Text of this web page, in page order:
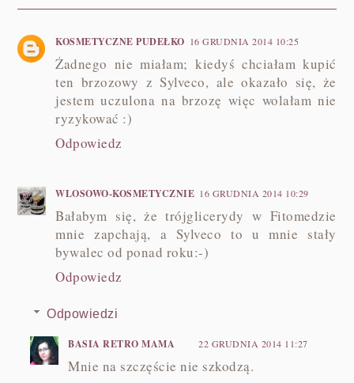
KOSMETYCZNE PUDEŁKO 16 GRUDNIA 2014 10:25
Żadnego nie miałam; kiedyś chciałam kupić
ten brzozowy z Sylveco, ale okazało się, że
jestem uczulona na brzozę więc wolałam nie
ryzykować :)
Odpowiedz
WLOSOWO-KOSMETYCZNIE 16 GRUDNIA 2014 10:29
Bałabym się, że trójglicerydy w Fitomedzie
mnie zapchają, a Sylveco to u mnie stały
bywalec od ponad roku:-)
Odpowiedz
Odpowiedzi
BASIA RETRO MAMA 22 GRUDNIA 2014 11:27
Mnie na szczęście nie szkodzą.